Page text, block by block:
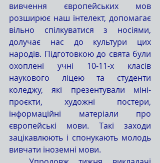
вивчення європейських мов
розширює наш інтелект, допомагає
вільно спілкуватися з носіями,
долучає нас до культури цих
народів. Підготовкою до свята були
охоплені учні 10-11-х класів
наукового ліцею та студенти
коледжу, які презентували міні-
проєкти, художні постери,
інформаційні матеріали про
європейські мови. Такі заходи
зацікавлюють і спонукають молодь
вивчати іноземні мови.